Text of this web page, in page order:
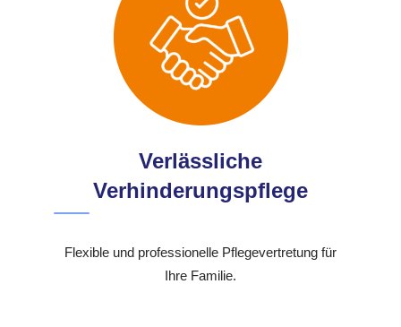
Verlässliche
Verhinderungspflege
Flexible und professionelle Pflegevertretung für
Ihre Familie.